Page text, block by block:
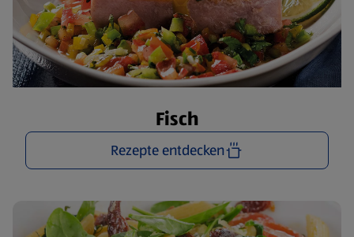
Fisch
Rezepte entdecken